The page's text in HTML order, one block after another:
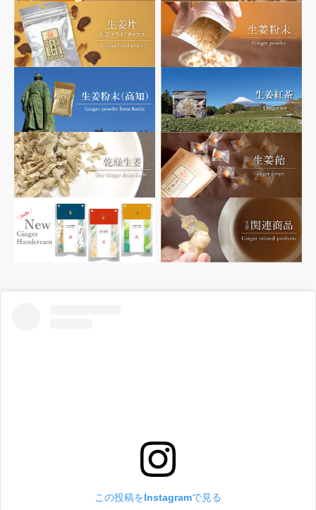
この投稿をInstagramで見る